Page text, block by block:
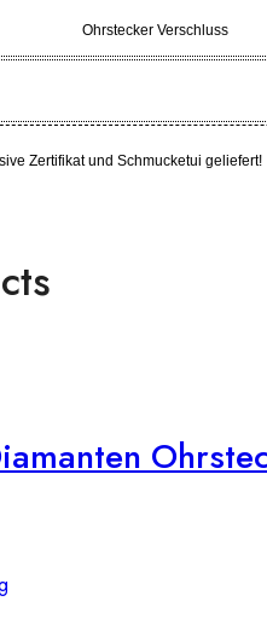
Ohrstecker Verschluss
Zertifikat und Schmucketui geliefert!